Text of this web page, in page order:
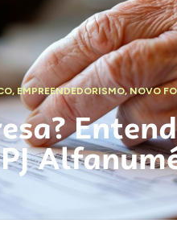
, EMPREENDEDORISMO,NOVO